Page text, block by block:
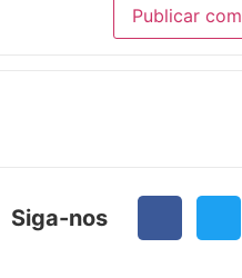
Siga-nos